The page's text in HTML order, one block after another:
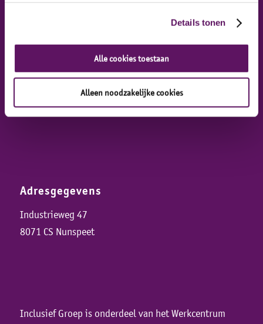
Details tonen
Alle cookies toestaan
Alleen noodzakelijke cookies
Inclusief Groep, Werkontwikkelbedrijf
Adresgegevens
Industrieweg 47
8071 CS Nunspeet
Inclusief Groep is onderdeel van het Werkcentrum